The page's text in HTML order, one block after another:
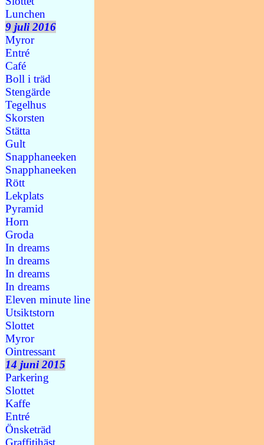
Lunchen
9 juli 2016
Myror
Entré
Café
Boll i träd
Stengärde
Tegelhus
Skorsten
Stätta
Gult
Snapphaneeken
Snapphaneeken
Rött
Lekplats
Pyramid
Horn
Groda
In dreams
In dreams
In dreams
In dreams
Eleven minute line
Utsiktstorn
Slottet
Myror
Ointressant
14 juni 2015
Parkering
Slottet
Kaffe
Entré
Önsketräd
Graffitihäst